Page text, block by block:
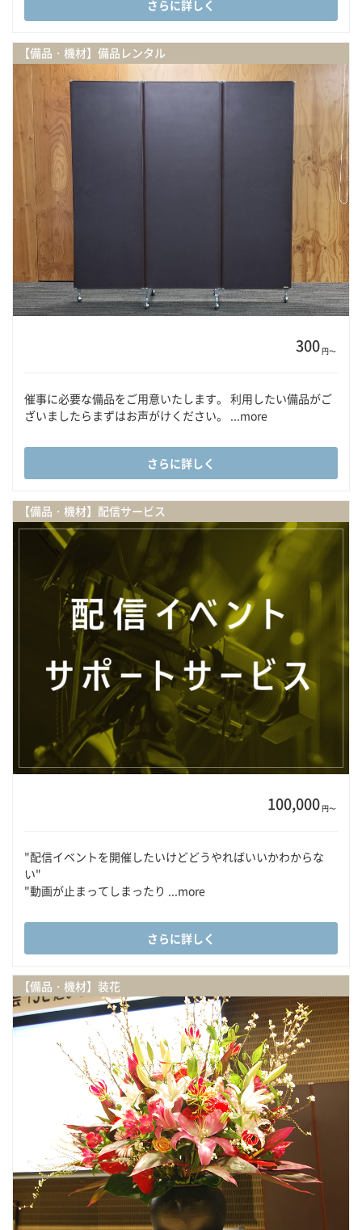
さらに詳しく
【備品・機材】備品レンタル
300円〜
催事に必要な備品をご用意いたします。 利用したい備品がご
ざいましたらまずはお声がけください。 ...more
さらに詳しく
【備品・機材】配信サービス
100,000円〜
"配信イベントを開催したいけどどうやればいいかわからな
い"
"動画が止まってしまったり ...more
さらに詳しく
【備品・機材】装花